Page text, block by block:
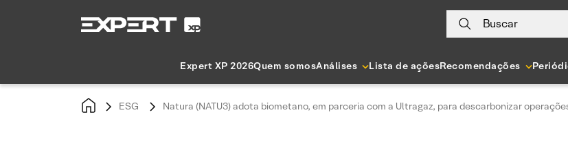
Buscar
Expert XP 2026Quem somosAnálises Lista de açõesRecomendações
ESG Natura (NATU3) adota biometano, em parceria com a Ultragaz, para descarbonizar